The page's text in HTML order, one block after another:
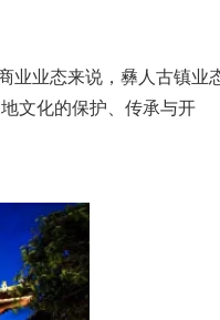
业态来说，彝人古镇业
文化的保护、传承与开